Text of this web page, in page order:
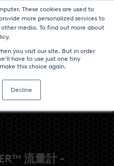
These cookies are used to
more personalized services to
media. To find out more about
you visit our site. But in order
have to use just one tiny
this choice again.
Decline
加入我们
流量計 -